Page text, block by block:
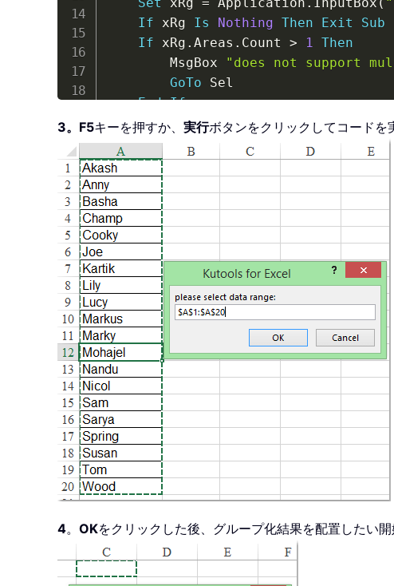
Set xRg = Application . InputBox (
If xRg Is Nothing Then Exit
Sub
If xRg . Areas . Count > 1 Then
        MsgBox
"does not support
GoTo Sel
End If
If xRg.Columns. Count > 1 Then
        MsgBox
"does not support
GoTo Sel
End
Set xOutRg
If xOutRg Is Nothing Then Exit
    I
= Application.InputBox("the
If I < 1 Then
        MsgBox
"incorrect enter",
Exit Sub
End
If
ReDim
1 To I, 1 To Int
For K = 0 To xRg.Rows.Count - 1
      xOutArr
(1 + (K Mod I), 1 + Int
Next
    xOutRg
End Sub
3。 F5キーを押すか、 実行ボタンをクリックしてコードを
4。 OKをクリックした後、グループ化結果を配置したい